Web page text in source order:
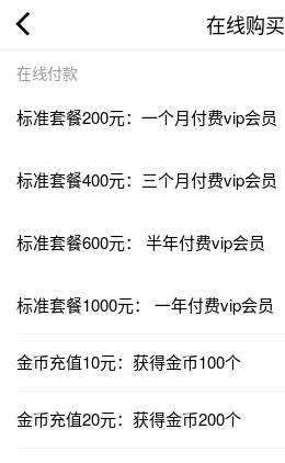
在线购买
在线付款
标准套餐200元：一个月付费vip会员
标准套餐400元：三个月付费vip会员
标准套餐600元： 半年付费vip会员
标准套餐1000元： 一年付费vip会员
金币充值10元：获得金币100个
金币充值20元：获得金币200个